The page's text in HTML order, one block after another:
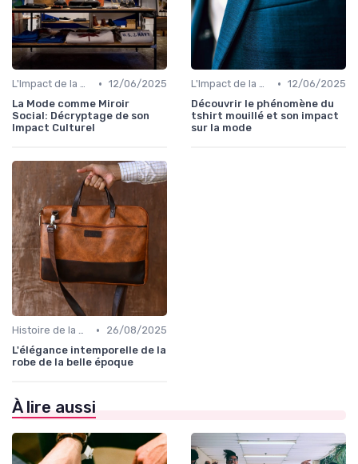
L'Impact de la Mode sur la Société • 12/06/2025
La Mode comme Miroir
Social: Décryptage de son
Impact Culturel
L'Impact de la Mode sur la Société • 12/06/2025
Découvrir le phénomène du
tshirt mouillé et son impact
sur la mode
Histoire de la Mode •
26/08/2025
L'élégance intemporelle de la
robe de la belle époque
À lire aussi